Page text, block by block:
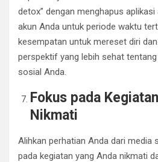
detox” dengan menghapus
akun Anda untuk periode waktu
kesempatan untuk mereset diri
perspektif yang lebih sehat
sosial Anda.
Fokus pada
Nikmati
Alihkan perhatian Anda dari media
pada kegiatan yang Anda nikmati